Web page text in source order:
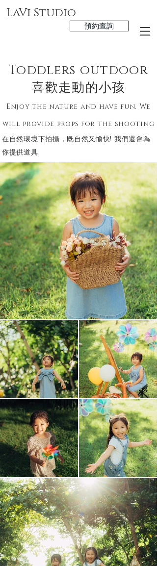
LaVi Studio
預約查詢
Toddlers outdoor
喜歡走動的小孩
Enjoy the nature and have fun. We
will provide props for the shooting
在自然環境下拍攝，既自然又愉快! 我們還會為
你提供道具